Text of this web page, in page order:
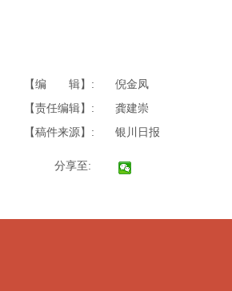
【编 辑】:
倪金凤
【责任编辑】:
龚建崇
【稿件来源】:
银川日报
分享至: